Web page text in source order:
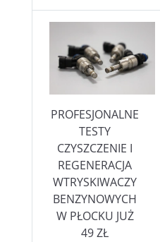
PROFESJONALNE
TESTY
CZYSZCZENIE I
REGENERACJA
WTRYSKIWACZY
BENZYNOWYCH
W PŁOCKU JUŻ
49 ZŁ